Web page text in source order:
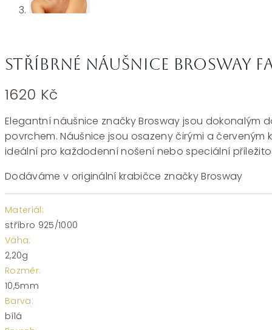
Stříbrné náušnice Brosway
1620 Kč
Elegantní náušnice značky Brosway jsou dokonalým
povrchem. Náušnice jsou osazeny čirými a
ideální pro každodenní nošení nebo speciální
Dodáváme v originální krabičce značky Brosway
Materiál:
stříbro 925/1000
Váha:
2,20g
Rozměr:
10,5mm
Barva:
bílá